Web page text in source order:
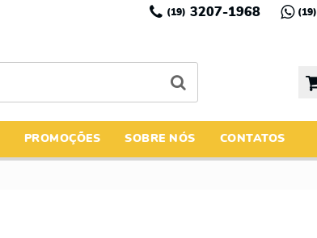
(19) 3207-1968 (19)
PROMOÇÕES SOBRE NÓS CONTATOS